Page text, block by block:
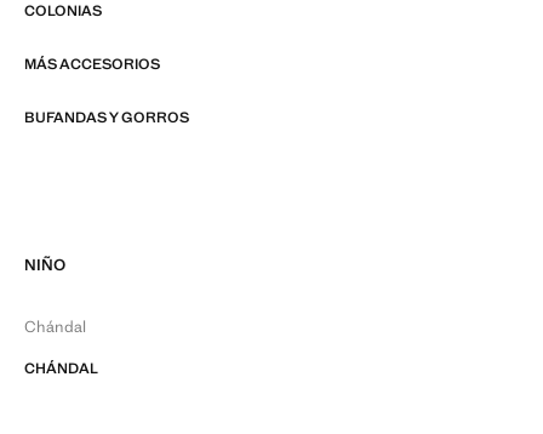
COLONIAS
MÁS ACCESORIOS
BUFANDAS Y GORROS
NIÑO
Chándal
CHÁNDAL